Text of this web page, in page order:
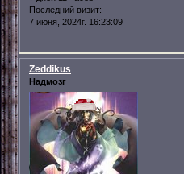
Последний визит:
7 июня, 2024г. 16:23:09
Zeddikus
Надмозг